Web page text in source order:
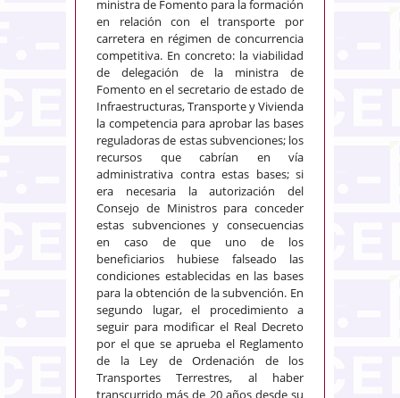
ministra de Fomento para la formación
en relación con el transporte por
carretera en régimen de concurrencia
competitiva. En concreto: la viabilidad
de delegación de la ministra de
Fomento en el secretario de estado de
Infraestructuras, Transporte y Vivienda
la competencia para aprobar las bases
reguladoras de estas subvenciones; los
recursos que cabrían en vía
administrativa contra estas bases; si
era necesaria la autorización del
Consejo de Ministros para conceder
estas subvenciones y consecuencias
en caso de que uno de los
beneficiarios hubiese falseado las
condiciones establecidas en las bases
para la obtención de la subvención. En
segundo lugar, el procedimiento a
seguir para modificar el Real Decreto
por el que se aprueba el Reglamento
de la Ley de Ordenación de los
Transportes Terrestres, al haber
transcurrido más de 20 años desde su